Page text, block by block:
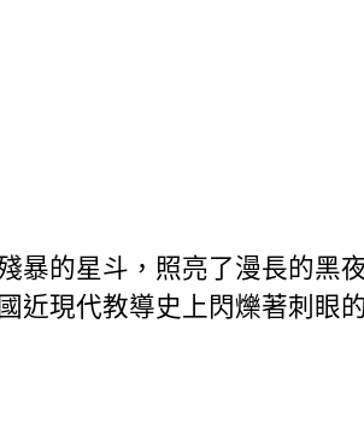
暴的星斗，照亮了漫長的黑
近現代教導史上閃爍著刺眼